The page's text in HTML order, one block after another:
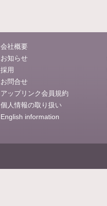
会社概要
お知らせ
採用
お問合せ
アップリンク会員規約
個人情報の取り扱い
English information